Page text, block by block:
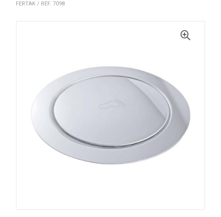
FERTAK / REF. 7098